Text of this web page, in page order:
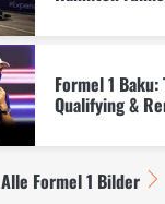
Formel 1
Qualifying &
Alle Formel 1 Bilder